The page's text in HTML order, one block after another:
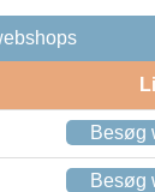
Besøg
Besøg